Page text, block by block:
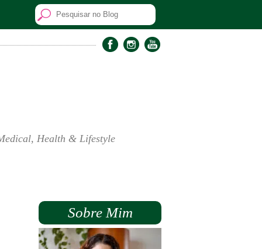
Health & Lifestyle
Sobre Mim